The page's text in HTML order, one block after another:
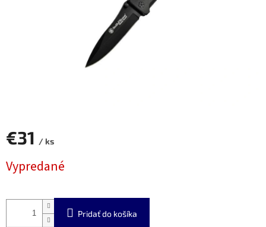
€31 / ks
cena:
Vypredané
Pridať do košíka